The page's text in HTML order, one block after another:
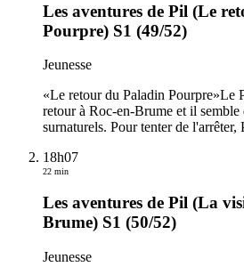
Les aventures de Pil (Le
Pourpre) S1 (49/52)
Jeunesse
«Le retour du Paladin Pourpre»Le
retour à Roc-en-Brume et il
surnaturels. Pour tenter de l'arrêter,
18h07
22 min
Les aventures de Pil (La
Brume) S1 (50/52)
Jeunesse